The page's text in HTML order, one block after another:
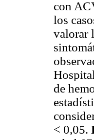
con
los
valorar
de
< 0,05.